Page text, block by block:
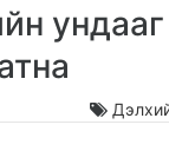
ундааг